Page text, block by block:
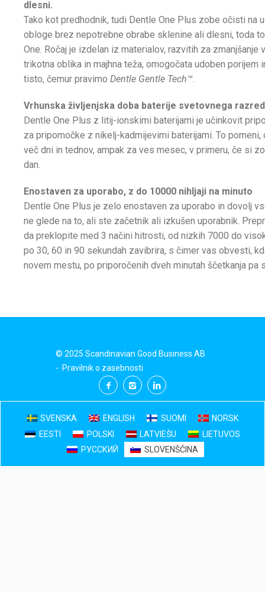
dlesni.
Tako kot predhodnik, tudi Dentle One Plus zobe očisti na
obloge brez nepotrebne obrabe sklenine ali dlesni, toda
One. Ročaj je izdelan iz materialov, razvitih za zmanjšanje
trikotna oblika in majhna teža, omogočata udoben
tisto, čemur pravimoDentle Gentle Tech™.
Vrhunska življenjska doba baterije svetovnega
Dentle One Plus z litij-ionskimi baterijami je učinkovit
za pripomočke z nikelj-kadmijevimi baterijami. To
več dni in tednov, ampak za ves mesec, v primeru, če si
dan.
Enostaven za uporabo, z do 10000 nihljaji na minuto
Dentle One Plus je zelo enostaven za uporabo in dovolj
ne glede na to, ali ste začetnik ali izkušen uporabnik.
da preklopite med 3 načini hitrosti, od nizkih 7000 do
po 30, 60 in 90 sekundah zavibrira, s čimer vas obvesti,
novem mestu, po priporočenih dveh minutah ščetkanja pa
© 2025 Scandinavian Good Business AB
- Pravilnik o zasebnosti
SVENSKA ENGLISH SUOMI
NORSK
EESTI
POLSKI LATVIEŠU
LIETUVOS
РУССКИЙ
SLOVENŠČINA